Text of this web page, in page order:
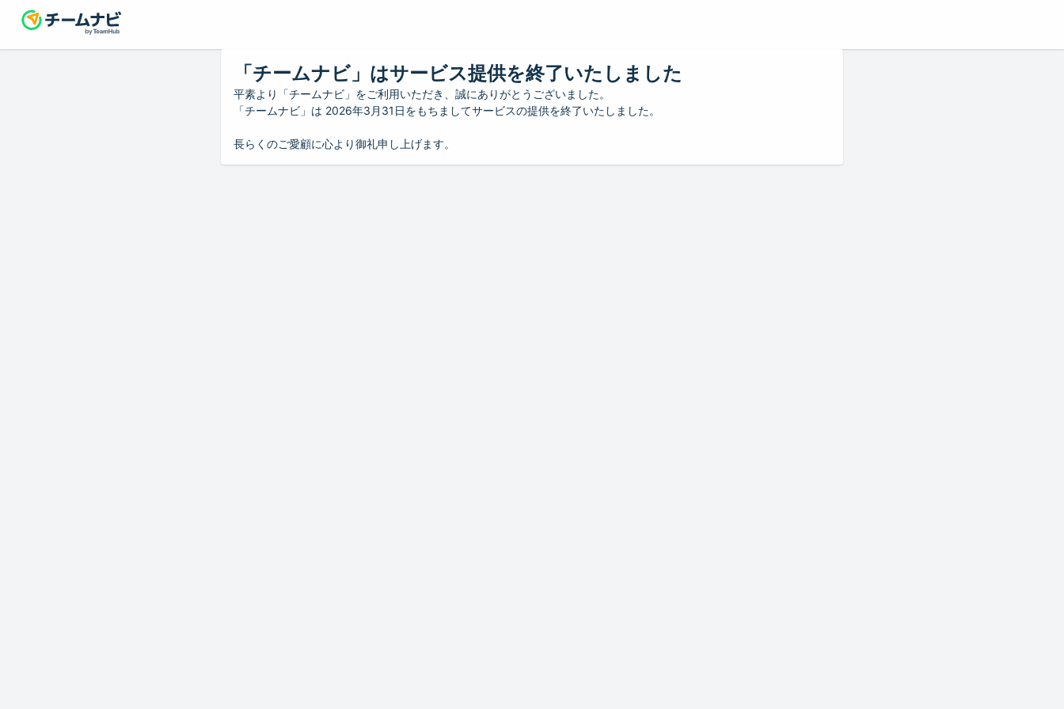
「チームナビ」はサービス提供を終了いたしました
平素より「チームナビ」をご利用いただき、誠にありがとうございました。
「チームナビ」は 2026年3月31日をもちましてサービスの提供を終了いたしました。
長らくのご愛顧に心より御礼申し上げます。